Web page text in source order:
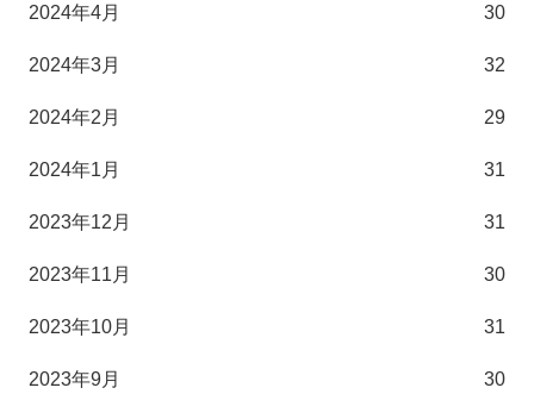
2024年4月 30
2024年3月 32
2024年2月 29
2024年1月 31
2023年12月 31
2023年11月 30
2023年10月 31
2023年9月 30